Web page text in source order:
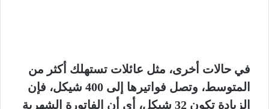
في حالات أخرى، مثل عائلات تستهلك أكثر من
المتوسط، وتصل فواتيرها إلى 400 شيكل، فإن
الزيادة تكون 32 شيكل، أي أن الفاتورة الشهرية